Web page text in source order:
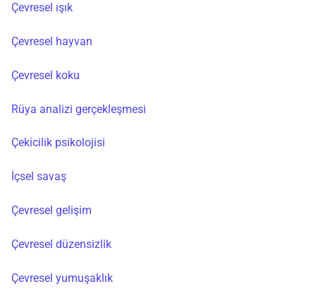
Çevresel ışık
Çevresel hayvan
Çevresel koku
Rüya analizi gerçekleşmesi
Çekicilik psikolojisi
İçsel savaş
Çevresel gelişim
Çevresel düzensizlik
Çevresel yumuşaklık